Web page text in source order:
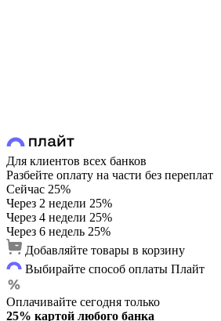
Для клиентов всех банков
Разбейте оплату на части без переплат
Сейчас 25%
Через 2 недели 25%
Через 4 недели 25%
Через 6 недель 25%
Добавляйте товары в корзину
Выбирайте способ оплаты Плайт
Оплачивайте сегодня только
25% картой любого банка